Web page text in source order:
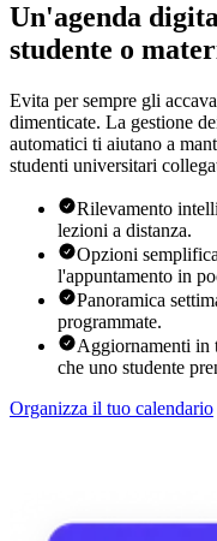
Un'agenda
studente o
Evita per sempre gli
dimenticate. La gestione
automatici ti aiutano a
studenti universitari
Rilevamento
lezioni a distanza.
Opzioni
l'appuntamento in
Panoramica
programmate.
Aggiornamenti in
che uno studente
Organizza il tuo calendario